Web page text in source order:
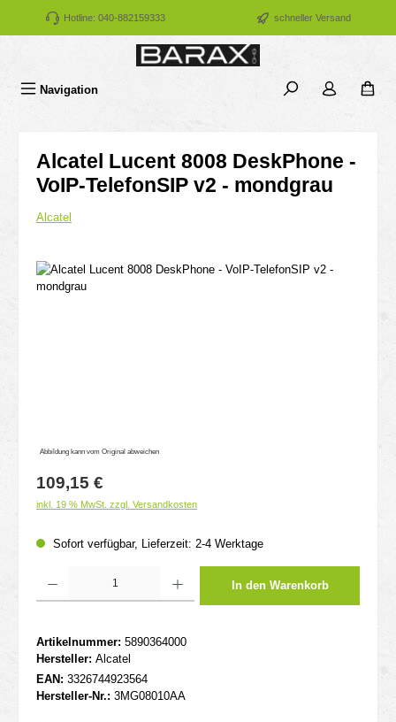
Zum Hauptinhalt springen
Hotline: 040-882159333 schneller Versand
Navigation
Alcatel Lucent 8008 DeskPhone -
VoIP-TelefonSIP v2 - mondgrau
Alcatel
Bildergalerie überspringen
Abbildung kann vom Original abweichen
Regulärer Preis:
109,15 €
inkl. 19 % MwSt. zzgl. Versandkosten
Sofort verfügbar, Lieferzeit: 2-4 Werktage
In den Warenkorb
Artikelnummer: 5890364000
Hersteller: Alcatel
EAN: 3326744923564
Hersteller-Nr.: 3MG08010AA